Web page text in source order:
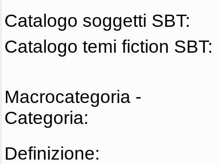
Catalogo soggetti SBT:
Catalogo temi fiction SBT:
Macrocategoria -
Categoria:
Definizione: